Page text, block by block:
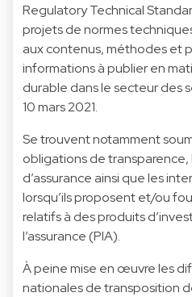
Regulatory Technical
projets de normes
aux contenus, méthodes et
informations à publier en
durable dans le secteur des
10 mars 2021.
Se trouvent notamment
obligations de transparence,
d’assurance ainsi que les
lorsqu’ils proposent et/ou
relatifs à des produits
l’assurance (PIA).
À peine mise en œuvre les
nationales de transposition